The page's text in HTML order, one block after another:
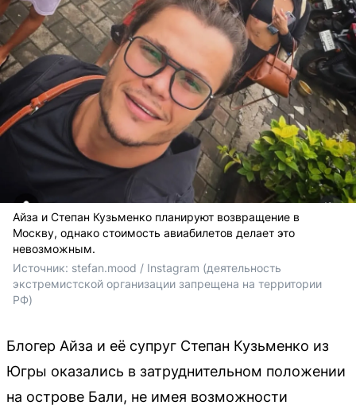
Айза и Степан Кузьменко планируют возвращение в
Москву, однако стоимость авиабилетов делает это
невозможным.
Источник: stefan.mood / Instagram (деятельность
экстремистской организации запрещена на территории
РФ)
Блогер Айза и её супруг Степан Кузьменко из
Югры оказались в затруднительном положении
на острове Бали, не имея возможности